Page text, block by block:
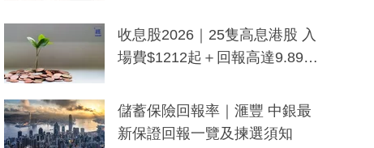
y及香港限定特調系列
收息股2026｜25隻高息港股 入
場費$1212起＋回報高達9.89
儲蓄保險回報率｜滙豐 中銀最
新保證回報一覽及揀選須知